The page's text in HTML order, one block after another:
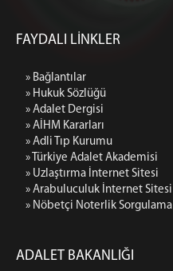
FAYDALI LİNKLER
» Bağlantılar
» Hukuk Sözlüğü
» Adalet Dergisi
» AİHM Kararları
» Adli Tıp Kurumu
» Türkiye Adalet Akademisi
» Uzlaştırma İnternet Sitesi
» Arabuluculuk İnternet Sitesi
» Nöbetçi Noterlik Sorgulama
ADALET BAKANLIĞI